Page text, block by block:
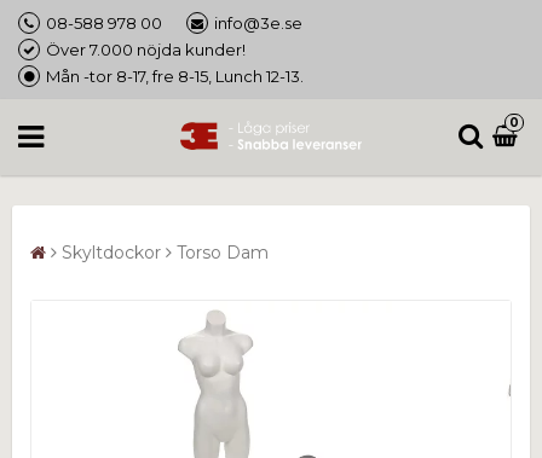
08-588 978 00
info@3e.se
Över 7.000 nöjda kunder!
Mån -tor 8-17, fre 8-15, Lunch 12-13.
0
Skyltdockor Torso Dam